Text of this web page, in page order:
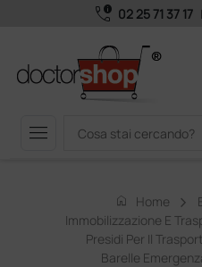
call_quality 02 25 71 37 17 |
menu
home Home
Immobilizzazione E
Presidi Per Il
Barelle